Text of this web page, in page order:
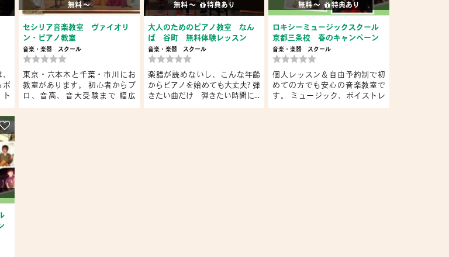
ボ
無料 〜
セシリア音楽教室 ヴァイオリ
ン・ピアノ教室
音楽・楽器 スクール
東京・六本木と千葉・市川にお
教室があります。 初心者からプ
ロ、音高、音大受験まで 幅広
無料 〜 特典あり
大人のためのピアノ教室 なん
ば 谷町 無料体験レッスン
音楽・楽器 スクール
楽譜が読めないし、こんな年齢
からピアノを始めても大丈夫? 弾
きたい曲だけ 弾きたい時間に...
無料 〜 特典あり
ロキシーミュージックスクール
京都三条校 春のキャンペーン
音楽・楽器 スクール
個人レッスン＆自由予約制で初
めての方でも安心の音楽教室で
す。 ミュージック、ボイストレ